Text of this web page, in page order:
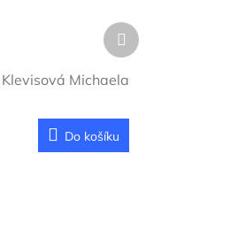
Klevisová Michaela
Do košíku
Další
produkt